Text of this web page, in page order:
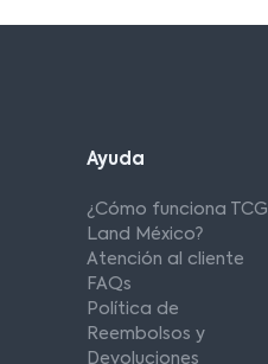
Ayuda
¿Cómo funciona TCG
Land México?
Atención al cliente
FAQs
Política de
Reembolsos y
Devoluciones